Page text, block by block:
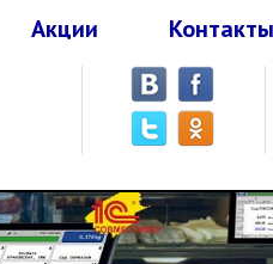
Акции Контакты